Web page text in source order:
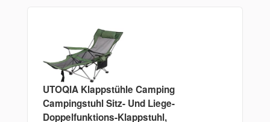
UTOQIA Klappstühle Camping
Campingstuhl Sitz- Und Liege-
Doppelfunktions-Klappstuhl,